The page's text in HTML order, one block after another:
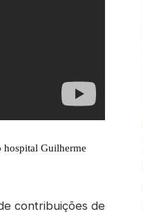
hospital Guilherme
contribuições de